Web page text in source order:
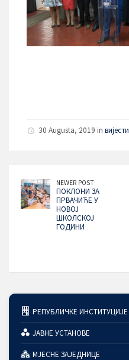
30 Augusta, 2019 in вијести
NEWER POST
ПОКЛОНИ ЗА
ПРВАЧИЋЕ У
НОВОЈ
ШКОЛСКОЈ
ГОДИНИ
РЕПУБЛИЧКЕ ИНСТИТУЦИЈЕ
ЈАВНЕ УСТАНОВЕ
МЈЕСНЕ ЗАЈЕДНИЦЕ